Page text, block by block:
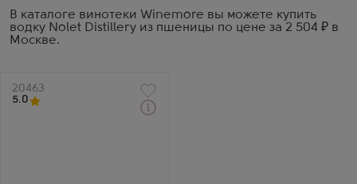
В каталоге винотеки Winemore вы можете купить
водку Nolet Distillery из пшеницы по цене за 2 504 ₽ в
Москве.
Артикул
20463
5.0